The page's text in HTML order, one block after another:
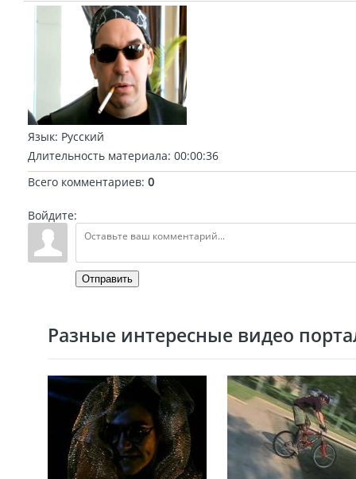
Язык: Русский
Длительность материала: 00:00:36
Всего комментариев: 0
Войдите:
Отправить
Разные интересные видео